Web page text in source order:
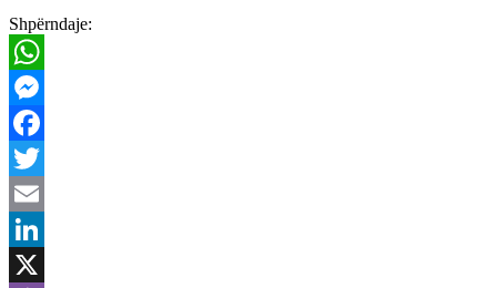
Shpërndaje:
WhatsApp
Messenger
Facebook
Twitter
Email
LinkedIn